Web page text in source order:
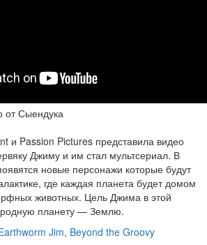
от Сыендука
и Passion Pictures представила видео
Джиму и им стал мультсериал. В
новые персонажи которые будут
где каждая планета будет домом
животных. Цель Джима в этой
родную планету — Землю.
Jim, Beyond the Groovy